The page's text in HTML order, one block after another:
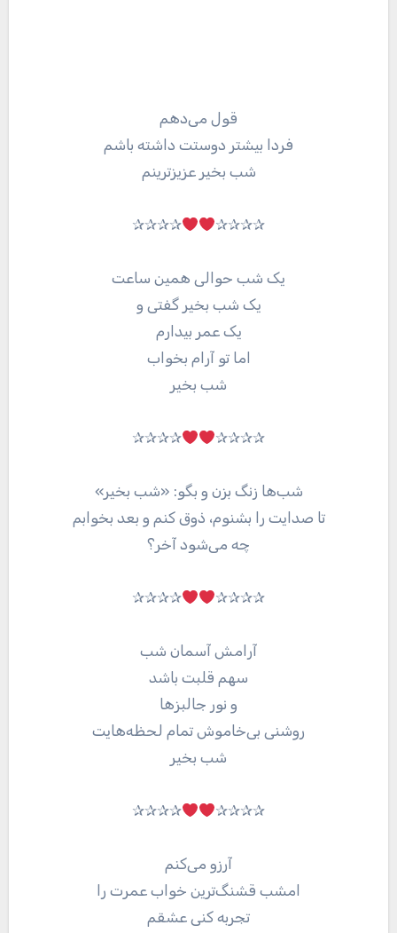
قول می‌دهم
فردا بیشتر دوستت داشته باشم
شب بخیر عزیزترینم
✰✰✰✰
✰✰✰✰
یک شب حوالی همین ساعت
یک شب بخیر گفتی و
یک عمر بیدارم
اما تو آرام بخواب
شب بخیر
✰✰✰✰
✰✰✰✰
شب‌ها زنگ بزن و بگو: «شب بخیر»
تا صدایت را بشنوم، ذوق کنم و بعد بخوابم
چه می‌شود آخر؟
✰✰✰✰
✰✰✰✰
آرامش آسمان شب
سهم قلبت باشد
و نور جالبز‌ها
روشنى بى‌خاموش تمام لحظه‌هایت
شب بخیر
✰✰✰✰
✰✰✰✰
آرزو می‌کنم
امشب قشنگ‌ترین خواب عمرت را
تجربه کنی عشقم